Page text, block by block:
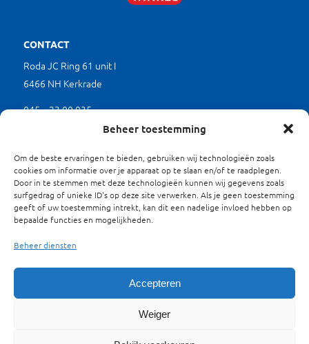
Beheer toestemming
Om de beste ervaringen te bieden, gebruiken wij technologieën zoals
cookies om informatie over je apparaat op te slaan en/of te raadplegen.
Door in te stemmen met deze technologieën kunnen wij gegevens zoals
surfgedrag of unieke ID's op deze site verwerken. Als je geen toestemming
geeft of uw toestemming intrekt, kan dit een nadelige invloed hebben op
bepaalde functies en mogelijkheden.
Beheer diensten
Accepteren
Weiger
CONTACT
Roda JC Ring 61 unit I
6466 NH Kerkrade
045 – 23 00 035
(werkdagen tussen 9.00 en 17.00 uur)
mkb@limburgverduurzaamt.nl
SITEMAP
Waarom Verduurzamen?
Projecten
Energieloket
Over ons
Privacyverklaring